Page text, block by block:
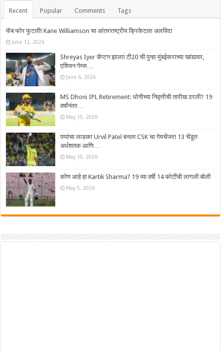
Recent Popular Comments Tags
फॅब फोर फुटली! Kane Williamson चा आंतरराष्ट्रीय क्रिकेटला अलविदा
June 12, 2026
Shreyas Iyer कॅप्टन झाला! टी20 ची पुन्हा मुंबईकराच्या खांद्यावर,
एशियन गेम्स…
June 6, 2026
MS Dhoni IPL Retirement: धोनीच्या निवृत्तीची तारीख ठरली? 19
वर्षांनंतर…
May 15, 2026
पप्पांचा लाडका Urvil Patel बनला CSK चा गेमचेंजर! 13 चेंडूत
अर्धशतक आणि…
May 10, 2026
कोण आहे हा Kartik Sharma? 19 व्या वर्षी 14 कोटींची लागली बोली
May 5, 2026